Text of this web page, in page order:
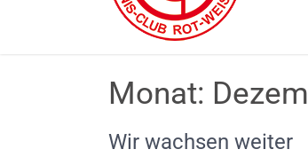
Monat:
Wir wachsen weiter